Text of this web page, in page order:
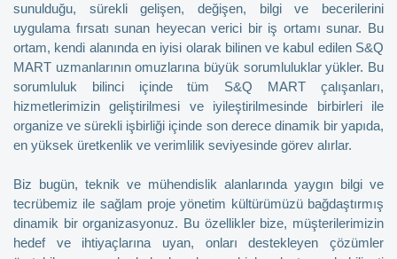
sunulduğu, sürekli gelişen, değişen, bilgi ve becerilerini
uygulama fırsatı sunan heyecan verici bir iş ortamı sunar. Bu
ortam, kendi alanında en iyisi olarak bilinen ve kabul edilen S&Q
MART uzmanlarının omuzlarına büyük sorumluluklar yükler. Bu
sorumluluk bilinci içinde tüm S&Q MART çalışanları,
hizmetlerimizin geliştirilmesi ve iyileştirilmesinde birbirleri ile
organize ve sürekli işbirliği içinde son derece dinamik bir yapıda,
en yüksek üretkenlik ve verimlilik seviyesinde görev alırlar.
Biz bugün, teknik ve mühendislik alanlarında yaygın bilgi ve
tecrübemiz ile sağlam proje yönetim kültürümüzü bağdaştırmış
dinamik bir organizasyonuz. Bu özellikler bize, müşterilerimizin
hedef ve ihtiyaçlarına uyan, onları destekleyen çözümler